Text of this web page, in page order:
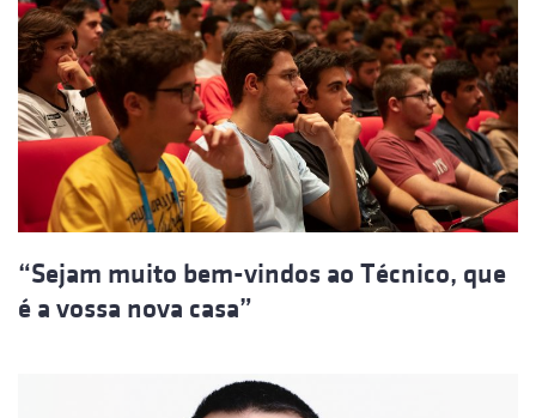
“Sejam muito bem-vindos ao Técnico, que
é a vossa nova casa”